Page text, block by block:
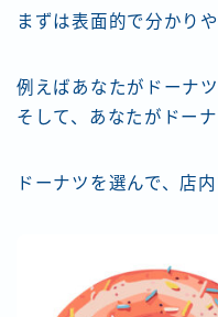
まずは表面的で分かり
例えばあなたがドーナ
そして、あなたがドー
ドーナツを選んで、店内